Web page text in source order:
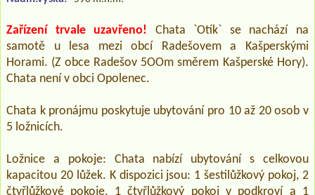
Zařízení trvale uzavřeno! Chata `Otík` se nachází na
samotě u lesa mezi obcí Radešovem a Kašperskými
Horami. (Z obce Radešov 5OOm směrem Kašperské Hory).
Chata není v obci Opolenec.
Chata k pronájmu poskytuje ubytování pro 10 až 20 osob v
5 ložnicích.
Ložnice a pokoje: Chata nabízí ubytování s celkovou
kapacitou 20 lůžek. K dispozici jsou: 1 šestilůžkový pokoj, 2
čtyřlůžkové pokoje, 1 čtyřlůžkový pokoj v podkroví a 1